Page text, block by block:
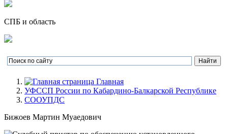
СПБ и область
Главная
УФССП России по Кабардино-Балкарской Республике
СООУПДС
Бижоев Мартин Муаедович